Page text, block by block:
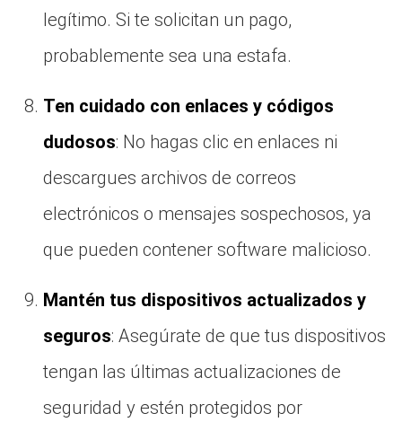
legítimo. Si te solicitan un pago,
probablemente sea una estafa.
Ten cuidado con enlaces y códigos
dudosos: No hagas clic en enlaces ni
descargues archivos de correos
electrónicos o mensajes sospechosos, ya
que pueden contener software malicioso.
Mantén tus dispositivos actualizados y
seguros: Asegúrate de que tus dispositivos
tengan las últimas actualizaciones de
seguridad y estén protegidos por